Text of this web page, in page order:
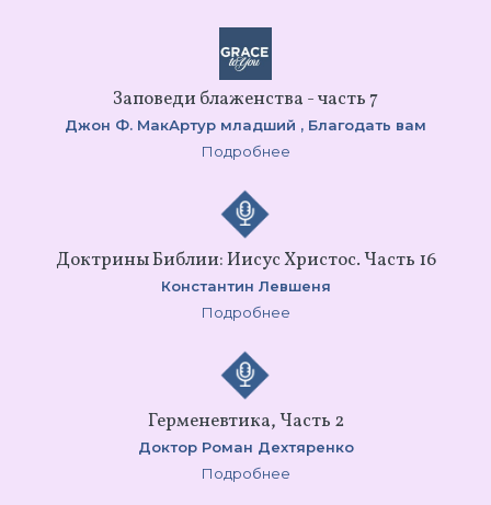
Заповеди блаженства - часть 7
Джон Ф. МакАртур младший , Благодать вам
Подробнее
Доктрины Библии: Иисус Христос. Часть 16
Константин Левшеня
Подробнее
Герменевтика, Часть 2
Доктор Роман Дехтяренко
Подробнее